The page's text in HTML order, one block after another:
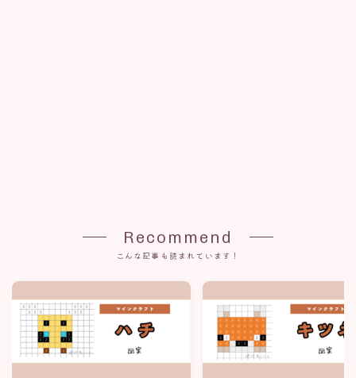
Recommend
こんな記事も読まれています！